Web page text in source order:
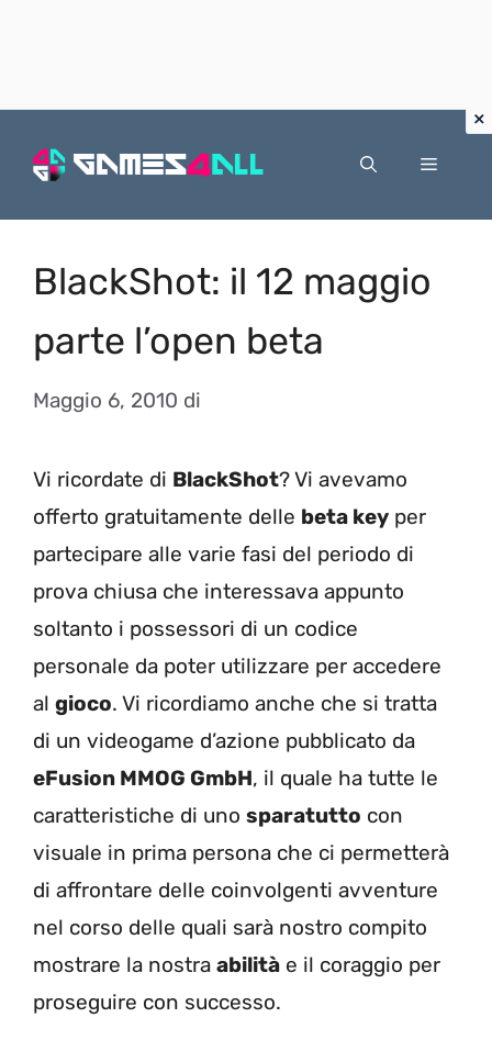
Menu
BlackShot: il 12 maggio
parte l’open beta
Maggio 6, 2010 di
Vi ricordate di BlackShot? Vi avevamo
offerto gratuitamente delle beta key per
partecipare alle varie fasi del periodo di
prova chiusa che interessava appunto
soltanto i possessori di un codice
personale da poter utilizzare per accedere
al gioco. Vi ricordiamo anche che si tratta
di un videogame d’azione pubblicato da
eFusion MMOG GmbH, il quale ha tutte le
caratteristiche di uno sparatutto con
visuale in prima persona che ci permetterà
di affrontare delle coinvolgenti avventure
nel corso delle quali sarà nostro compito
mostrare la nostra abilità e il coraggio per
proseguire con successo.